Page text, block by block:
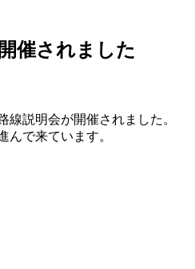
催されました
線説明会が開催されました。
んで来ています。